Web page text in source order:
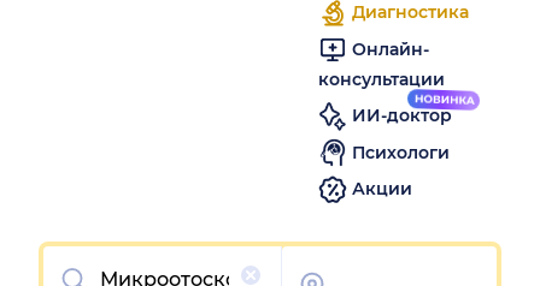
Диагностика
Онлайн-
консультации
ИИ-доктор
Психологи
Акции
Очистить